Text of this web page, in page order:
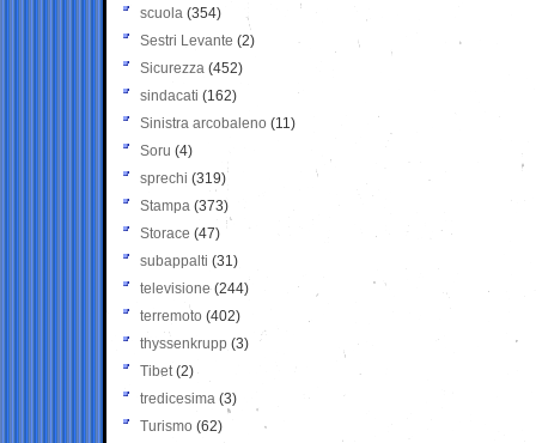
scuola (354)
Sestri Levante (2)
Sicurezza (452)
sindacati (162)
Sinistra arcobaleno (11)
Soru (4)
sprechi (319)
Stampa (373)
Storace (47)
subappalti (31)
televisione(244)
terremoto (402)
thyssenkrupp (3)
Tibet(2)
tredicesima (3)
Turismo (62)